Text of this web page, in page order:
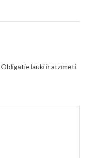
Obligātie lauki ir atzīmēti